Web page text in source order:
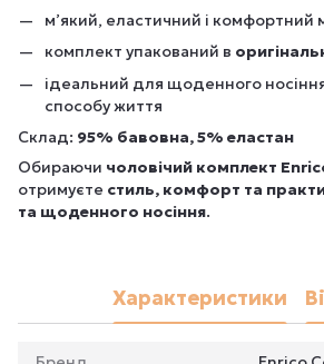
м’який, еластичний і комфортний
комплект упакований в
ідеальний для щоденного
способу життя
Склад: 95% бавовна, 5% еластан
Обираючи чоловічий комплект
отримуєте стиль, комфорт та
та щоденного носіння.
Характеристики